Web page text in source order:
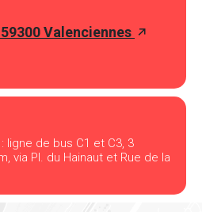
Valenciennes
ligne de bus C1 et C3, 3
via Pl. du Hainaut et Rue de la